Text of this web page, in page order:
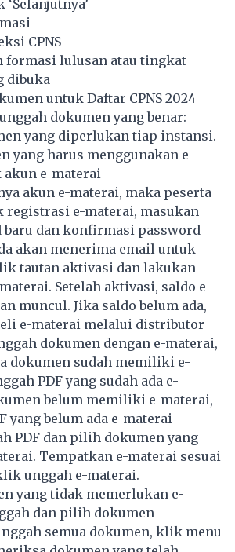
CPNS
formasi lulusan atau tingkat
dibuka
untuk Daftar CPNS 2024
dokumen yang benar:
yang diperlukan tiap instansi.
yang harus menggunakan e-
e-materai
akun e-materai, maka peserta
e-materai, masukan
baru dan konfirmasi password
akan menerima email untuk
tautan aktivasi dan lakukan
Setelah aktivasi, saldo e-
muncul. Jika saldo belum ada,
e-materai melalui distributor
dokumen dengan e-materai,
dokumen sudah memiliki e-
PDF yang sudah ada e-
belum memiliki e-materai,
yang belum ada e-materai
PDF dan pilih dokumen yang
Tempatkan e-materai sesuai
unggah e-materai.
yang tidak memerlukan e-
dan pilih dokumen
semua dokumen, klik menu